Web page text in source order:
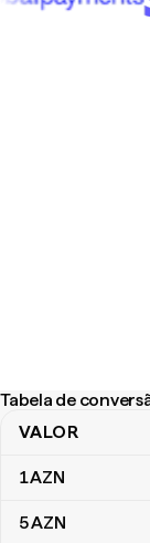
Tabela de
Tabela de
VALOR
1AZN
5AZN